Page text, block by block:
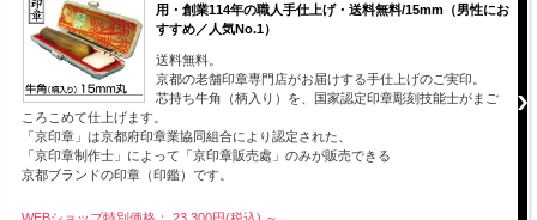
用・創業114年の職人手仕上げ・送料無料/15mm（男性にお
すすめ／人気No.1）
送料無料。
京都の老舗印章専門店がお届けする手仕上げのご実印。
芯持ち牛角（柄入り）を、国家認定印章彫刻技能士がまご
ころこめて仕上げます。
「京印章」は京都府印章業協同組合により認定された、
「京印章制作士」によって「京印章販売處」のみが販売できる
京都ブランドの印章（印鑑）です。